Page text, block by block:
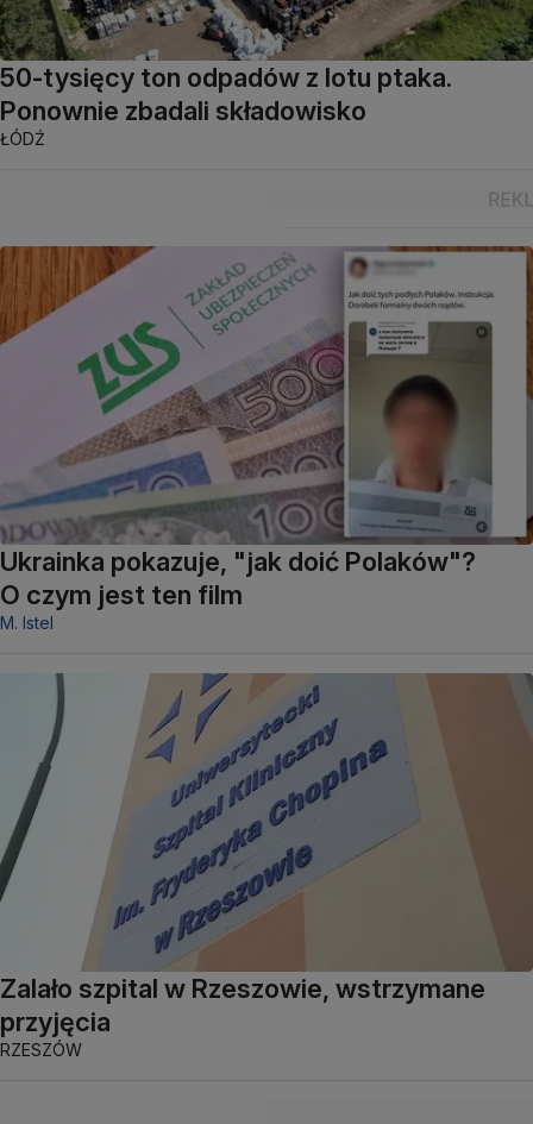
50-tysięcy ton odpadów z lotu ptaka.
Ponownie zbadali składowisko
ŁÓDŹ
Ukrainka pokazuje, "jak doić Polaków"?
O czym jest ten film
M. Istel
Zalało szpital w Rzeszowie, wstrzymane
przyjęcia
RZESZÓW